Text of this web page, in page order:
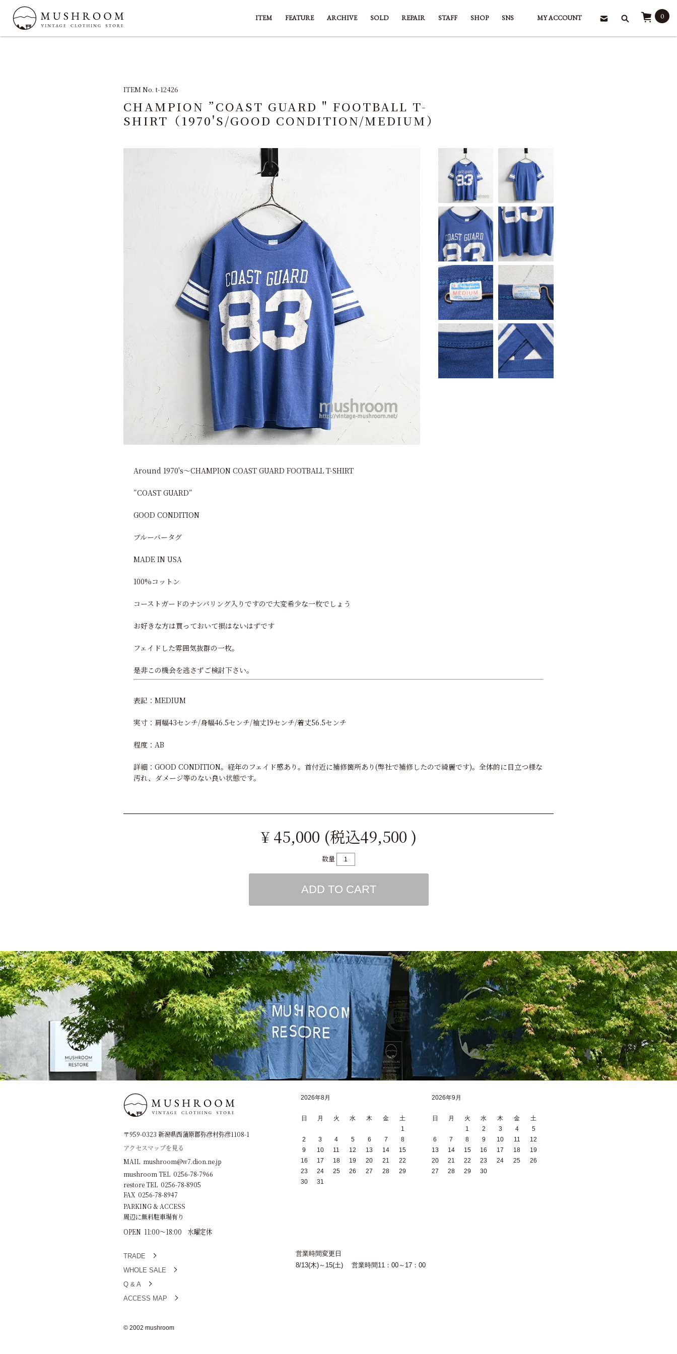
ITEM FEATURE ARCHIVE SOLD REPAIR STAFF SHOP SNS MY ACCOUNT 0
ITEM No. t-12426
CHAMPION ”COAST GUARD " FOOTBALL T-
SHIRT（1970'S/GOOD CONDITION/MEDIUM）
Around 1970's～CHAMPION COAST GUARD FOOTBALL T-SHIRT
”COAST GUARD”
GOOD CONDITION
ブルーバータグ
MADE IN USA
100%コットン
コーストガードのナンバリング入りですので大変希少な一枚でしょう
お好きな方は買っておいて損はないはずです
フェイドした雰囲気抜群の一枚。
是非この機会を逃さずご検討下さい。
表記：MEDIUM
実寸：肩幅43センチ/身幅46.5センチ/袖丈19センチ/着丈56.5センチ
程度：AB
詳細：GOOD CONDITION。経年のフェイド感あり。首付近に補修箇所あり(弊社で補修したので綺麗です)。全体的に目立つ様な
汚れ、ダメージ等のない良い状態です。
¥ 45,000 (税込49,500 )
数量
ADD TO CART
〒959-0323 新潟県西蒲原郡弥彦村弥彦1108-1
アクセスマップを見る
MAIL mushroom@w7.dion.ne.jp
mushroom TEL 0256-78-7966
restore TEL 0256-78-8905
FAX 0256-78-8947
PARKING & ACCESS
周辺に無料駐車場有り
OPEN 11:00～18:00 水曜定休
2026年8月
日 月 火 水 木 金
土
1
2
3 4 5 6 7
8
9
10 11 12 13 14
15
16
17 18 19 20 21
22
23
24 25 26 27 28
29
30
31
2026年9月
日 月 火 水 木 金
土
1
2 3 4
5
6
7 8 9 10 11
12
13
14 15 16 17 18
19
20
21 22 23 24 25
26
27
28 29 30
TRADE
WHOLE SALE
Q & A
ACCESS MAP
営業時間変更日
8/13(木)～15(土) 営業時間11：00～17：00
© 2002 mushroom